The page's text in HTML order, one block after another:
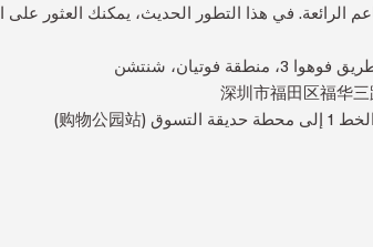
الرائعة. في هذا التطور الحديث، يمكنك العثور على
深圳市福田区福华